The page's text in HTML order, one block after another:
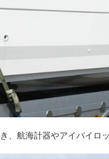
、航海計器やアイパイロ